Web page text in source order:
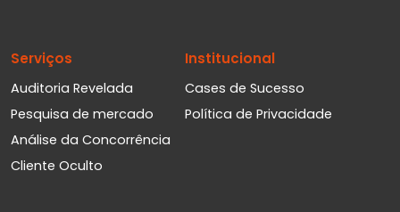
Serviços
Auditoria Revelada
Pesquisa de mercado
Análise da Concorrência
Cliente Oculto
Institucional
Cases de Sucesso
Política de Privacidade